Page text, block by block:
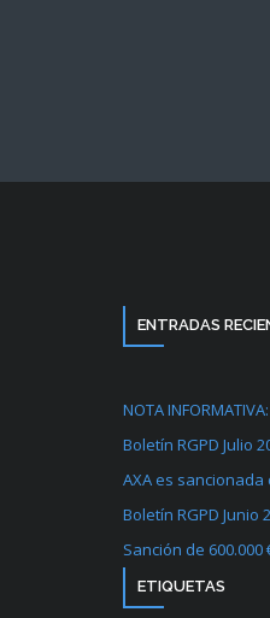
ENTRADAS
NOTA
Boletín RGPD Julio
AXA es
Boletín RGPD Junio
Sanción de
ETIQUETAS